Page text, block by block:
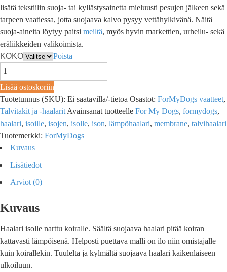
lisätä tekstiilin suoja- tai kyllästysainetta mieluusti pesujen jälkeen sekä
tarpeen vaatiessa, jotta suojaava kalvo pysyy vettähylkivänä. Näitä
suoja-aineita löytyy paitsi meiltä, myös hyvin markettien, urheilu- sekä
eräliikkeiden valikoimista.
KOKO
Poista
Lisää ostoskoriin
Tuotetunnus (SKU): Ei saatavilla/-tietoa Osastot: ForMyDogs vaatteet,
Talvitakit ja -haalarit Avainsanat tuotteelle For My Dogs, formydogs,
haalari, isoille, isojen, isolle, ison, lämpöhaalari, membrane, talvihaalari
Tuotemerkki: ForMyDogs
Kuvaus
Lisätiedot
Arviot (0)
Kuvaus
Haalari isolle narttu koiralle. Säältä suojaava haalari pitää koiran
kattavasti lämpöisenä. Helposti puettava malli on ilo niin omistajalle
kuin koirallekin. Tuulelta ja kylmältä suojaava haalari kaikenlaiseen
ulkoiluun.